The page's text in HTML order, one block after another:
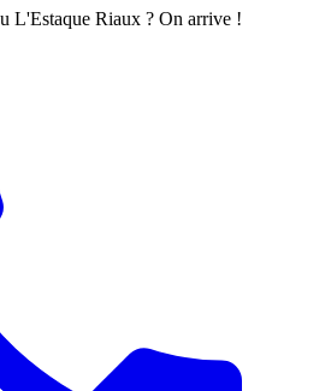
L'Estaque Riaux ? On arrive !